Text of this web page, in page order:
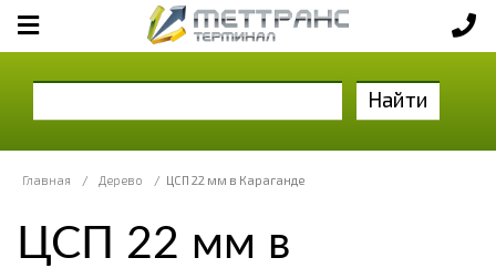
Найти
Главная / Дерево / ЦСП 22 мм в Караганде
ЦСП 22 мм в